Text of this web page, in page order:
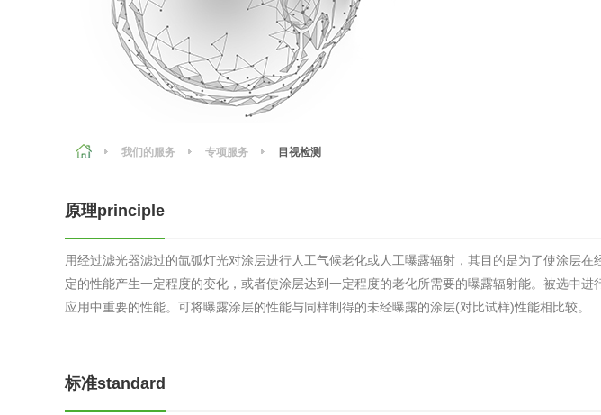
轻工产品
制药医疗
电子电气
农副产品
专项服务
新能源
评估调查
在线咨询
我们的服务 专项服务 目视检测
原理principle
用经过滤光器滤过的氙弧灯光对涂层进行人工气候老化或人工曝露辐射，其目的是为了使涂层在
定的性能产生一定程度的变化，或者使涂层达到一定程度的老化所需要的曝露辐射能。被选中进
应用中重要的性能。可将曝露涂层的性能与同样制得的未经曝露的涂层(对比试样)性能相比较。
标准standard